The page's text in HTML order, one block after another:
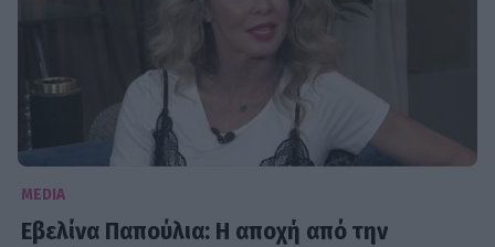
MEDIA
Εβελίνα Παπούλια: Η αποχή από την